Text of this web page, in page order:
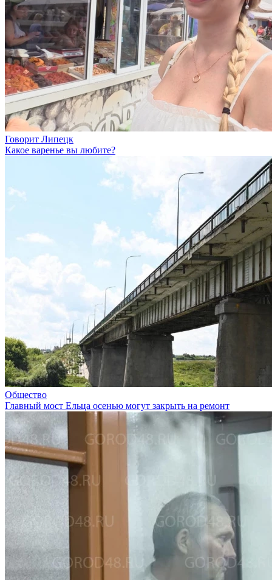
Говорит Липецк
Какое варенье вы любите?
Общество
Главный мост Ельца осенью могут закрыть на ремонт